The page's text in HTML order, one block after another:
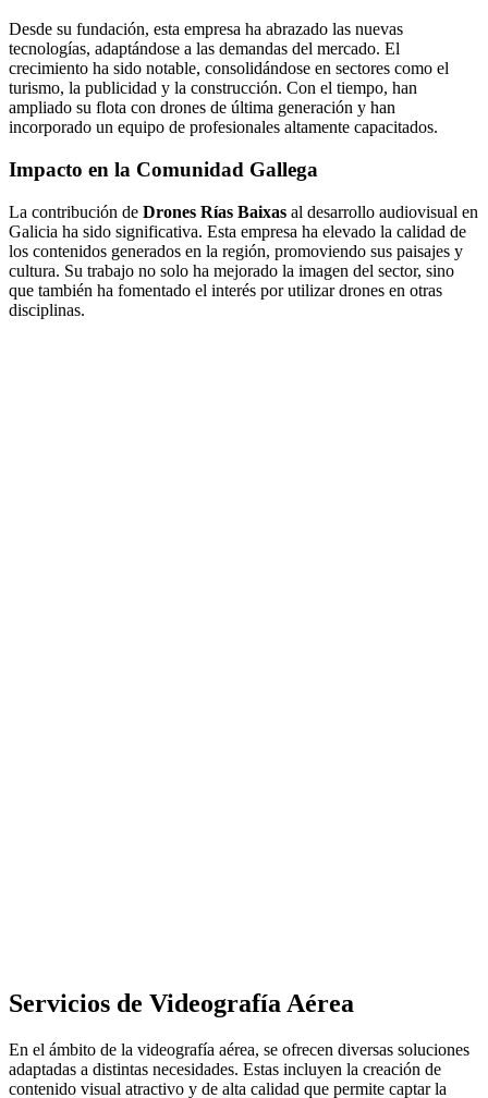
Desde su fundación, esta empresa ha abrazado las nuevas
tecnologías, adaptándose a las demandas del mercado. El
crecimiento ha sido notable, consolidándose en sectores como el
turismo, la publicidad y la construcción. Con el tiempo, han
ampliado su flota con drones de última generación y han
incorporado un equipo de profesionales altamente capacitados.
Impacto en la Comunidad Gallega
La contribución de Drones Rías Baixas al desarrollo audiovisual en
Galicia ha sido significativa. Esta empresa ha elevado la calidad de
los contenidos generados en la región, promoviendo sus paisajes y
cultura. Su trabajo no solo ha mejorado la imagen del sector, sino
que también ha fomentado el interés por utilizar drones en otras
disciplinas.
Servicios de Videografía Aérea
En el ámbito de la videografía aérea, se ofrecen diversas soluciones
adaptadas a distintas necesidades. Estas incluyen la creación de
contenido visual atractivo y de alta calidad que permite captar la